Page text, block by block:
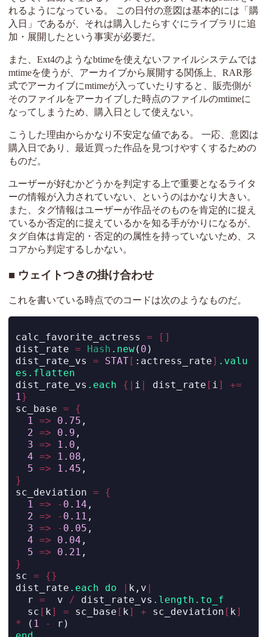
れるようになっている。 この日付の意図は基本的には「購
入日」であるが、それは購入したらすぐにライブラリに追
加・展開したという事実が必要だ。
また、Ext4のようなbtimeを使えないファイルシステムでは
mtimeを使うが、アーカイブから展開する関係上、RAR形
式でアーカイブにmtimeが入っていたりすると、販売側が
そのファイルをアーカイブした時点のファイルのmtimeに
なってしまうため、購入日として使えない。
こうした理由からかなり不安定な値である。 一応、意図は
購入日であり、最近買った作品を見つけやすくするための
ものだ。
ユーザーが好むかどうかを判定する上で重要となるライタ
ーの情報が入力されていない、というのはかなり大きい。
また、タグ情報はユーザーが作品そのものを肯定的に捉え
ているか否定的に捉えているかを知る手がかりになるが、
タグ自体は肯定的・否定的の属性を持っていないため、ス
コアから判定するしかない。
ウェイトつきの掛け合わせ
これを書いている時点でのコードは次のようなものだ。
calc_favorite_actress =
[]
dist_rate = Hash .new( 0 )
dist_rate_vs = STAT[ :actress_rate] .valu
es.flatten
dist_rate_vs .each {| i dist_rate [ i]
+=
1}
sc_base =
{
1 => 0.75 ,
2 => 0.9 ,
3 => 1.0 ,
4 => 1.08 ,
5 => 1.45 ,
}
sc_deviation =
{
1 => - 0.14 ,
2 => - 0.11 ,
3 => - 0.05 ,
4 => 0.04 ,
5 => 0.21 ,
}
sc =
{}
dist_rate .each do k,v
  r
=
  v
/ dist_rate_vs .length.to_f
  sc
[ k] = sc_base [ k] + sc_deviation [ k]
* ( 1 -
r)